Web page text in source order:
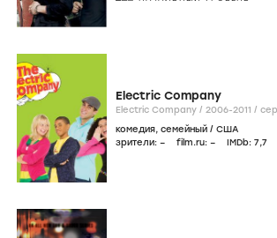
Electric Company
Electric Company / 2006-2011 /
комедия, семейный / США
зрители: – film.ru: – IMDb: 7,7